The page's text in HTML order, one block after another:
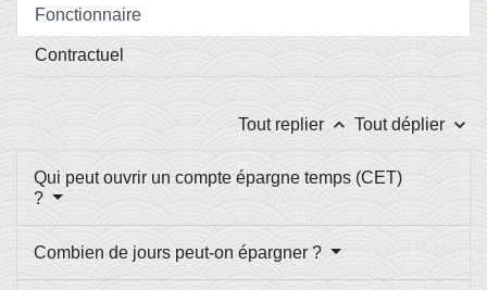
Fonctionnaire
Contractuel
Tout replier keyboard_arrow_up Tout déplier keyboard_arrow_down
Qui peut ouvrir un compte épargne temps (CET)
?
Combien de jours peut-on épargner ?